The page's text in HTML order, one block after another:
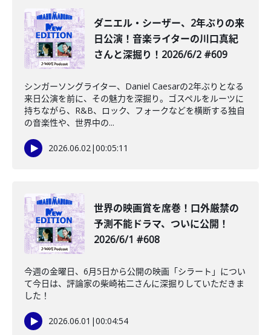
ダニエル・シーザー、2年ぶりの来
日公演！音楽ライターの川口真紀
さんと深掘り！2026/6/2 #609
シンガーソングライター、Daniel Caesarの2年ぶりとなる
来日公演を前に、その魅力を深掘り。ゴスペルをルーツに
持ちながら、R&B、ロック、フォークなどを横断する独自
の音楽性や、世界中の...
2026.06.02|00:05:11
世界の映画賞を席巻！口外厳禁の
予測不能ドラマ、ついに公開！
2026/6/1 #608
今週の金曜日、6月5日から公開の映画「シラート」につい
て今日は、評論家の柴崎祐二さんに深掘りしていただきま
した！
2026.06.01 |00:04:54